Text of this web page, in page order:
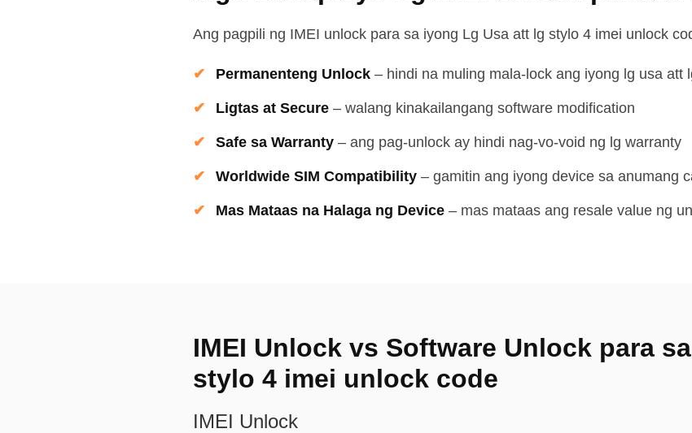
Ang pagpili ng IMEI unlock para sa iyong Lg Usa att lg stylo 4 imei unlock
Permanenteng Unlock – hindi na muling mala-lock ang iyong lg usa att
Ligtas at Secure – walang kinakailangang software modification
Safe sa Warranty – ang pag-unlock ay hindi nag-vo-void ng lg warranty
Worldwide SIM Compatibility – gamitin ang iyong device sa anumang
Mas Mataas na Halaga ng Device – mas mataas ang resale value ng
IMEI Unlock vs Software Unlock para
stylo 4 imei unlock code
IMEI Unlock